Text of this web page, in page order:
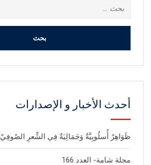
عن:
أحدث الأخبار و الإصدارات
ظَوَاهِرٌ أُسلُوبِيَّةٌ وَجَمَالِيَةٌ فِي الشِّعرِ الصُوفِيْ
مجلة شامة- العدد 166